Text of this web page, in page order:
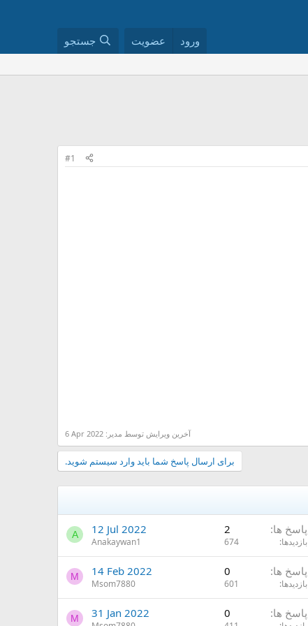
ورود عضویت جستجو
#1
آخرین ویرایش توسط مدیر: 6 Apr 2022
برای ارسال پاسخ شما باید وارد سیستم شوید.
پاسخ ها 2
بازدیدها 674
12 Jul 2022
Anakaywan1
A
پاسخ ها 0
بازدیدها 601
14 Feb 2022
Msom7880
M
پاسخ ها 0
31 Jan 2022
M